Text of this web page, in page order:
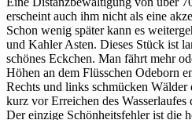
erscheint auch ihm nicht als eine
Schon wenig später kann es
und Kahler Asten. Dieses Stück ist
schönes Eckchen. Man fährt mehr
Höhen an dem Flüsschen Odeborn
Rechts und links schmücken
kurz vor Erreichen des
Der einzige Schönheitsfehler ist die